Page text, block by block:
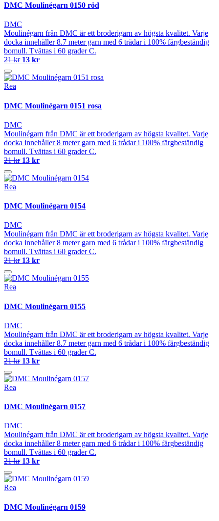
DMC Moulinégarn 0150 röd
DMC
Moulinégarn från DMC är ett broderigarn av högsta kvalitet. Varje
docka innehåller 8.7 meter garn med 6 trådar i 100% färgbeständig
bomull. Tvättas i 60 grader C.
21 kr 13 kr
Rea
DMC Moulinégarn 0151 rosa
DMC
Moulinégarn från DMC är ett broderigarn av högsta kvalitet. Varje
docka innehåller 8 meter garn med 6 trådar i 100% färgbeständig
bomull. Tvättas i 60 grader C.
21 kr 13 kr
Rea
DMC Moulinégarn 0154
DMC
Moulinégarn från DMC är ett broderigarn av högsta kvalitet. Varje
docka innehåller 8 meter garn med 6 trådar i 100% färgbeständig
bomull. Tvättas i 60 grader C.
21 kr 13 kr
Rea
DMC Moulinégarn 0155
DMC
Moulinégarn från DMC är ett broderigarn av högsta kvalitet. Varje
docka innehåller 8.7 meter garn med 6 trådar i 100% färgbeständig
bomull. Tvättas i 60 grader C.
21 kr 13 kr
Rea
DMC Moulinégarn 0157
DMC
Moulinégarn från DMC är ett broderigarn av högsta kvalitet. Varje
docka innehåller 8 meter garn med 6 trådar i 100% färgbeständig
bomull. Tvättas i 60 grader C.
21 kr 13 kr
Rea
DMC Moulinégarn 0159